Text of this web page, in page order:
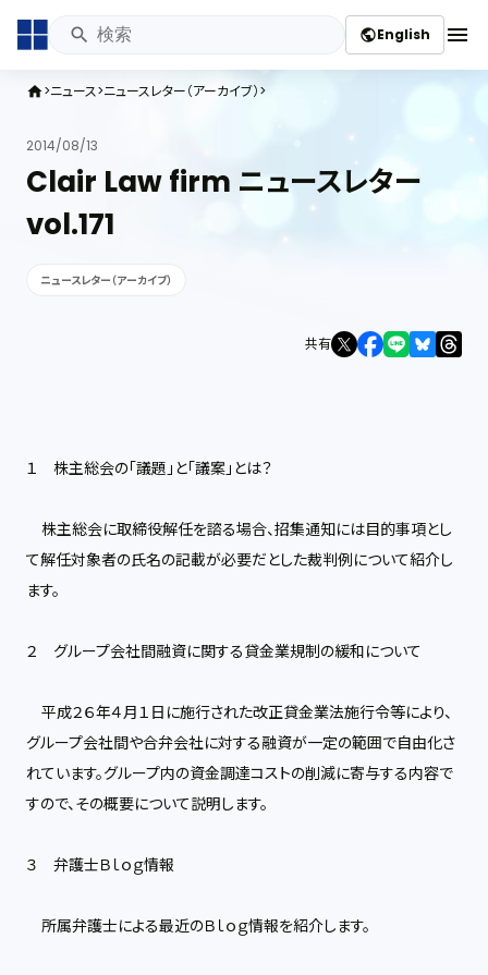
publicEnglish menu
home ニュース ニュースレター（アーカイブ）
2014/08/13
Clair Law firm ニュースレター
vol.171
ニュースレター（アーカイブ）
共有
１ 株主総会の「議題」と「議案」とは？
株主総会に取締役解任を諮る場合、招集通知には目的事項とし
て解任対象者の氏名の記載が必要だとした裁判例について紹介し
ます。
２ グループ会社間融資に関する貸金業規制の緩和について
平成２６年４月１日に施行された改正貸金業法施行令等により、
グループ会社間や合弁会社に対する融資が一定の範囲で自由化さ
れています。グループ内の資金調達コストの削減に寄与する内容で
すので、その概要について説明します。
３ 弁護士Ｂｌｏｇ情報
所属弁護士による最近のＢｌｏｇ情報を紹介します。